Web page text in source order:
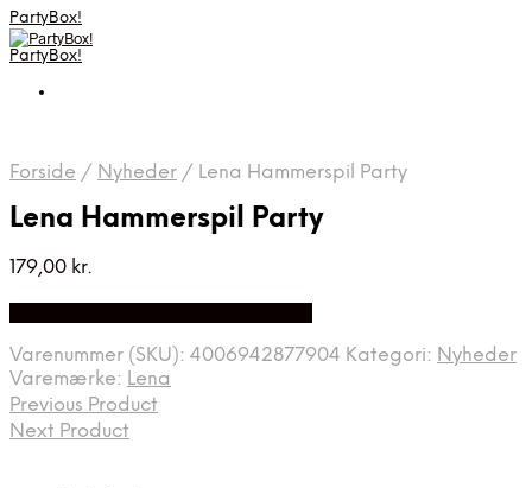
PartyBox!
PartyBox!
Forside / Nyheder / Lena Hammerspil Party
Lena Hammerspil Party
179,00 kr.
Varenummer (SKU): 4006942877904 Kategori: Nyheder
Varemærke: Lena
Previous Product
Next Product